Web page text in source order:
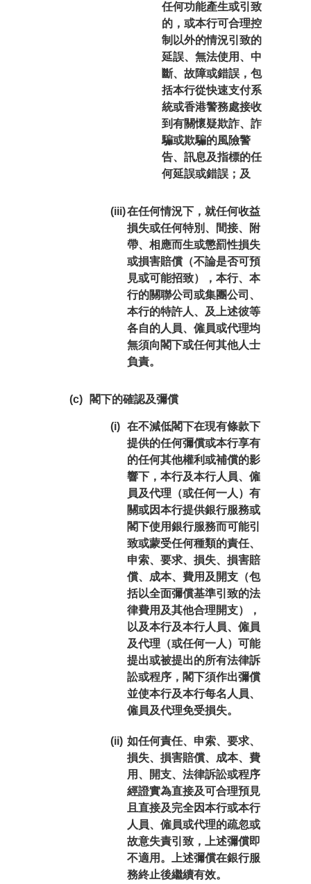
任何功能產生或引致
的，或本行可合理控
制以外的情況引致的
延誤、無法使用、中
斷、故障或錯誤，包
括本行從快速支付系
統或香港警務處接收
到有關懷疑欺詐、詐
騙或欺騙的風險警
告、訊息及指標的任
何延誤或錯誤；及
(iii)在任何情況下，就任何收益
損失或任何特別、間接、附
帶、相應而生或懲罰性損失
或損害賠償（不論是否可預
見或可能招致），本行、本
行的關聯公司或集團公司、
本行的特許人、及上述彼等
各自的人員、僱員或代理均
無須向閣下或任何其他人士
負責。
(c) 閣下的確認及彌償
(i)
在不減低閣下在現有條款下
提供的任何彌償或本行享有
的任何其他權利或補償的影
響下，本行及本行人員、僱
員及代理（或任何一人）有
關或因本行提供銀行服務或
閣下使用銀行服務而可能引
致或蒙受任何種類的責任、
申索、要求、損失、損害賠
償、成本、費用及開支（包
括以全面彌償基準引致的法
律費用及其他合理開支），
以及本行及本行人員、僱員
及代理（或任何一人）可能
提出或被提出的所有法律訴
訟或程序，閣下須作出彌償
並使本行及本行每名人員、
僱員及代理免受損失。
(ii) 如任何責任、申索、要求、
損失、損害賠償、成本、費
用、開支、法律訴訟或程序
經證實為直接及可合理預見
且直接及完全因本行或本行
人員、僱員或代理的疏忽或
故意失責引致，上述彌償即
不適用。上述彌償在銀行服
務終止後繼續有效。